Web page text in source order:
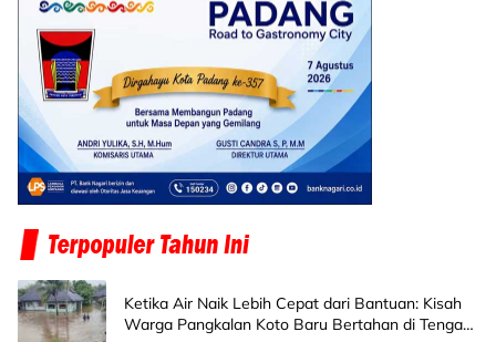
Ketika Air Naik Lebih Cepat dari Bantuan: Kisah
Warga Pangkalan Koto Baru Bertahan di Tengah